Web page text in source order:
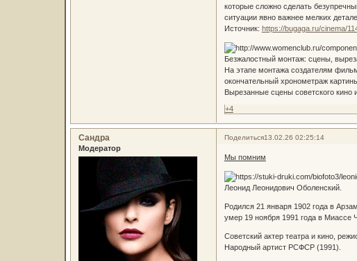
которые сложно сделать
ситуации явно важнее мелких
Источник: https://bugaga.ru/cinema/
Безжалостный монтаж: сцены,
На этапе монтажа создателям
окончательный хронометраж
Вырезанные сцены советского кино
+4
Поделиться13.02.26 02:25:14
Сандра
Модератор
Мы помним
Леонид Леонидович Оболенский.
Родился 21 января 1902 года в
умер 19 ноября 1991 года в Миассе
Советский актер театра и кино,
Народный артист РСФСР (1991).